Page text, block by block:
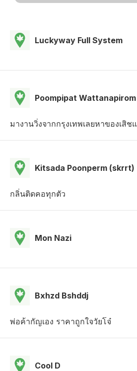
Luckyway Full System
Poompipat Wattanapirom
มางานวิ่งจากกรุงเทพเลยหาของเสิ
Kitsada Poonperm (skrrt)
กลิ่นติดคอทุกตัว
Mon Nazi
Bxhzd Bshddj
พ่อค้ากัญเอง ราคาถูกใจวัยโจ๋
Cool D